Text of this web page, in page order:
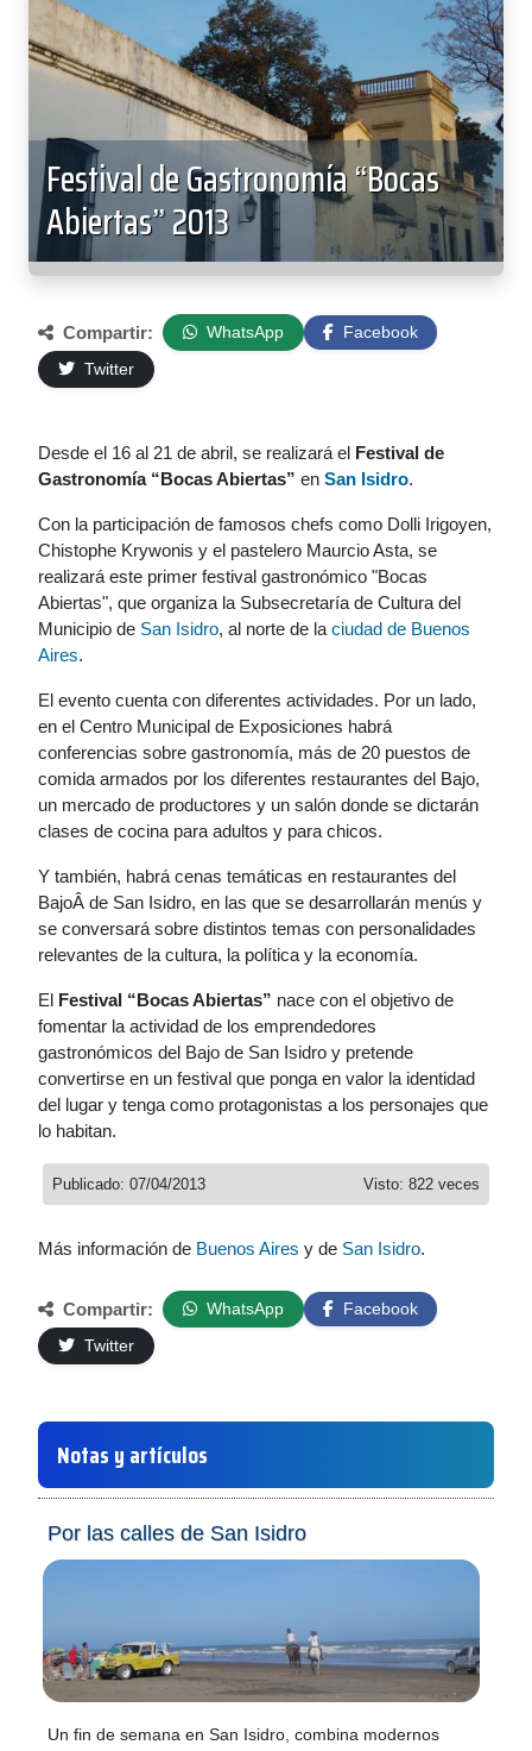
Festival de Gastronomía “Bocas
Abiertas” 2013
Compartir: WhatsApp
Facebook
Twitter
Desde el 16 al 21 de abril, se realizará el Festival de
Gastronomía “Bocas Abiertas” en San Isidro.
Con la participación de famosos chefs como Dolli Irigoyen,
Chistophe Krywonis y el pastelero Maurcio Asta, se
realizará este primer festival gastronómico "Bocas
Abiertas", que organiza la Subsecretaría de Cultura del
Municipio de San Isidro, al norte de la ciudad de Buenos
Aires.
El evento cuenta con diferentes actividades. Por un lado,
en el Centro Municipal de Exposiciones habrá
conferencias sobre gastronomía, más de 20 puestos de
comida armados por los diferentes restaurantes del Bajo,
un mercado de productores y un salón donde se dictarán
clases de cocina para adultos y para chicos.
Y también, habrá cenas temáticas en restaurantes del
BajoÂ de San Isidro, en las que se desarrollarán menús y
se conversará sobre distintos temas con personalidades
relevantes de la cultura, la política y la economía.
El Festival “Bocas Abiertas” nace con el objetivo de
fomentar la actividad de los emprendedores
gastronómicos del Bajo de San Isidro y pretende
convertirse en un festival que ponga en valor la identidad
del lugar y tenga como protagonistas a los personajes que
lo habitan.
Visto: 822 veces
Publicado: 07/04/2013
Más información de Buenos Aires y de San Isidro.
Compartir: WhatsApp
Facebook
Twitter
Notas y artículos
Por las calles de San Isidro
Un fin de semana en San Isidro, combina modernos